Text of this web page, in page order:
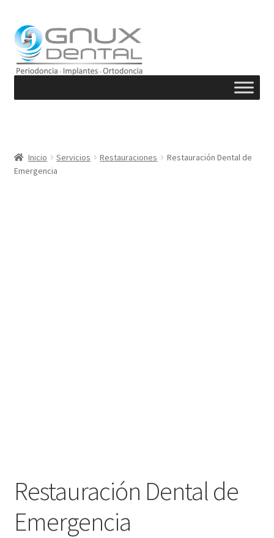
Ir
a
la
navegación
Ir
al
contenido
Inicio Servicios Restauraciones
Restauración Dental de
Emergencia
Restauración Dental de
Emergencia